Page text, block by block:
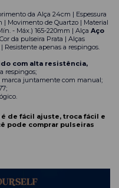
da Alça 24cm | Espessura
| Movimento de Quartzo | Material
- Máx.) 165-220mm | Alça Aço
da pulseira Prata | Alças
apenas a respingos.
com alta resistência,
respingos;
marca juntamente com manual;
troca fácil e
pode comprar pulseiras